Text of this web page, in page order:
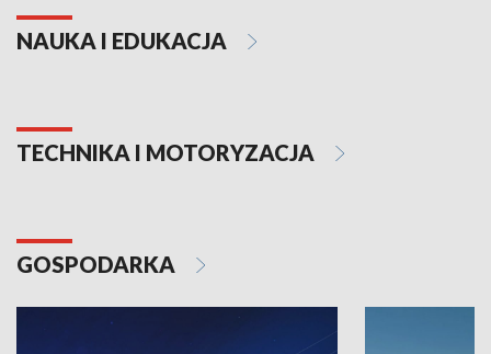
NAUKA I EDUKACJA
TECHNIKA I MOTORYZACJA
GOSPODARKA